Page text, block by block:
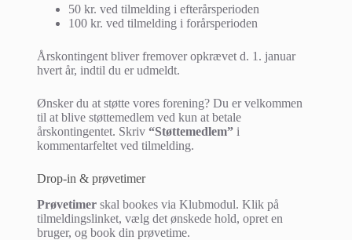
50 kr. ved tilmelding i efterårsperioden
100 kr. ved tilmelding i forårsperioden
Årskontingent bliver fremover opkrævet d. 1. januar
hvert år, indtil du er udmeldt.
Ønsker du at støtte vores forening? Du er velkommen
til at blive støttemedlem ved kun at betale
årskontingentet. Skriv “Støttemedlem”i
kommentarfeltet ved tilmelding.
Drop-in & prøvetimer
Prøvetimerskal bookes via Klubmodul. Klik på
tilmeldingslinket, vælg det ønskede hold, opret en
bruger, og book din prøvetime.